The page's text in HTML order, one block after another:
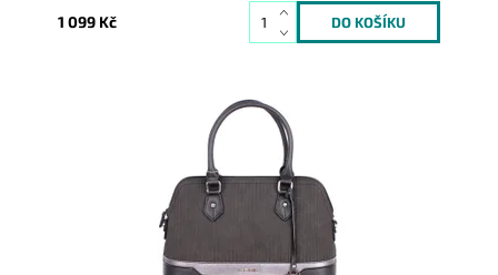
1 099 Kč
Předností u této kabelky je, že stále drží svůj elegantní
tvar, a že díky své velikosti se do ní vejde i formát...
Skladem
7714
David Jones Paris
2 roky